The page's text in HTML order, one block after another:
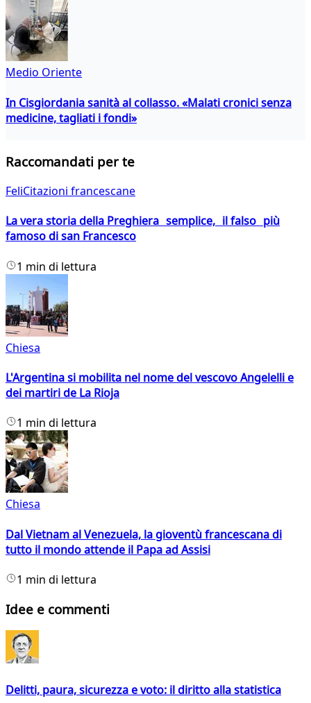
Medio Oriente
In Cisgiordania sanità al collasso. «Malati cronici senza
medicine, tagliati i fondi»
Raccomandati per te
FeliCitazioni francescane
La vera storia della Preghiera semplice, il falso più
famoso di san Francesco
1 min di lettura
Chiesa
L'Argentina si mobilita nel nome del vescovo Angelelli e
dei martiri de La Rioja
1 min di lettura
Chiesa
Dal Vietnam al Venezuela, la gioventù francescana di
tutto il mondo attende il Papa ad Assisi
1 min di lettura
Idee e commenti
Delitti, paura, sicurezza e voto: il diritto alla statistica